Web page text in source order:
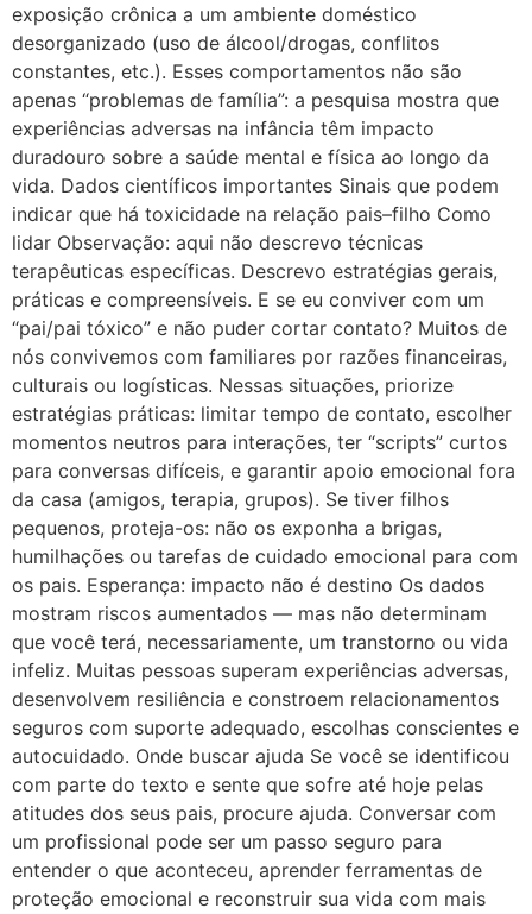
exposição crônica a um ambiente doméstico
desorganizado (uso de álcool/drogas, conflitos
constantes, etc.). Esses comportamentos não são
apenas “problemas de família”: a pesquisa mostra que
experiências adversas na infância têm impacto
duradouro sobre a saúde mental e física ao longo da
vida. Dados científicos importantes Sinais que podem
indicar que há toxicidade na relação pais–filho Como
lidar Observação: aqui não descrevo técnicas
terapêuticas específicas. Descrevo estratégias gerais,
práticas e compreensíveis. E se eu conviver com um
“pai/pai tóxico” e não puder cortar contato? Muitos de
nós convivemos com familiares por razões financeiras,
culturais ou logísticas. Nessas situações, priorize
estratégias práticas: limitar tempo de contato, escolher
momentos neutros para interações, ter “scripts” curtos
para conversas difíceis, e garantir apoio emocional fora
da casa (amigos, terapia, grupos). Se tiver filhos
pequenos, proteja-os: não os exponha a brigas,
humilhações ou tarefas de cuidado emocional para com
os pais. Esperança: impacto não é destino Os dados
mostram riscos aumentados — mas não determinam
que você terá, necessariamente, um transtorno ou vida
infeliz. Muitas pessoas superam experiências adversas,
desenvolvem resiliência e constroem relacionamentos
seguros com suporte adequado, escolhas conscientes e
autocuidado. Onde buscar ajuda Se você se identificou
com parte do texto e sente que sofre até hoje pelas
atitudes dos seus pais, procure ajuda. Conversar com
um profissional pode ser um passo seguro para
entender o que aconteceu, aprender ferramentas de
proteção emocional e reconstruir sua vida com mais